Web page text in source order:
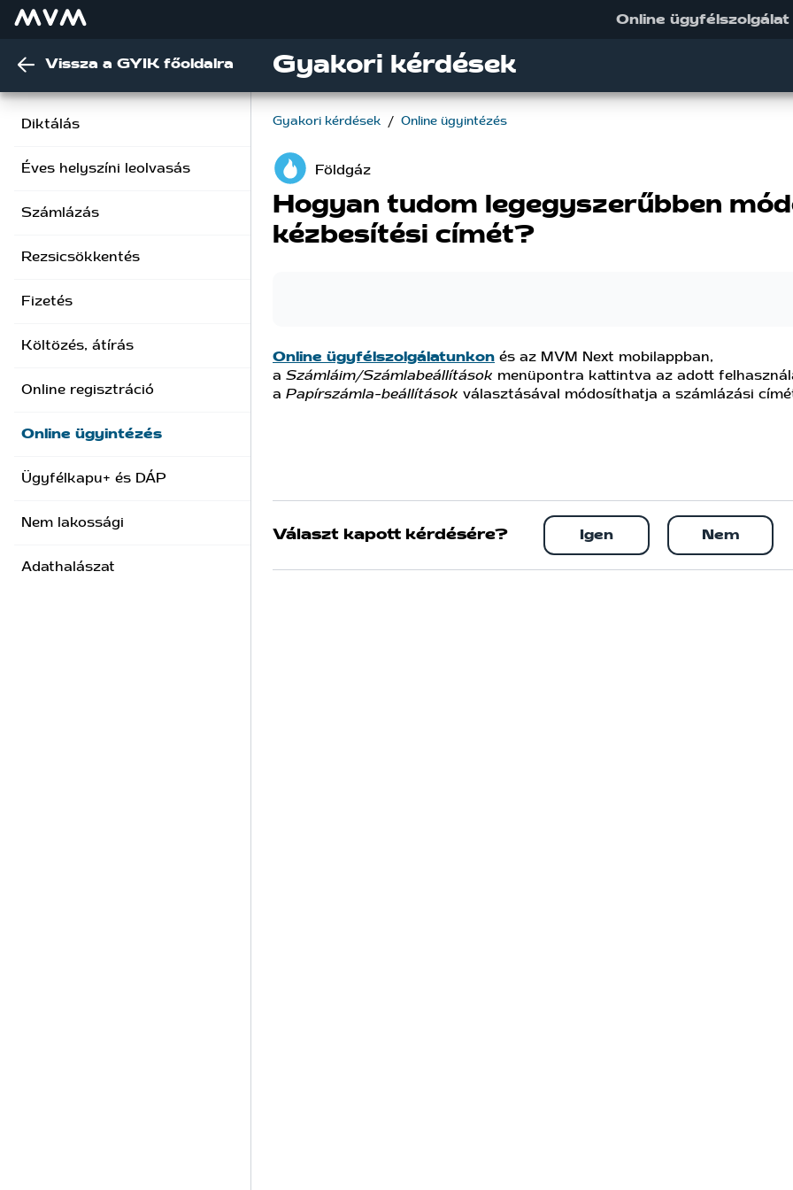
Online ügyfélszolgálat
Vissza a GYIK főoldalra Gyakori kérdések
Diktálás
Éves helyszíni leolvasás
Számlázás
Rezsicsökkentés
Fizetés
Költözés, átírás
Online regisztráció
Online ügyintézés
Ügyfélkapu+ és DÁP
Nem lakossági
Adathalászat
Gyakori kérdések / Online ügyintézés
Földgáz
Hogyan tudom legegyszerűbben
kézbesítési címét?
Online ügyfélszolgálatunkon és az MVM Next mobilappban,
a Számláim/Számlabeállítások menüpontra kattintva az adott
a Papírszámla-beállítások választásával módosíthatja a számlázási
Választ kapott kérdésére? Igen Nem